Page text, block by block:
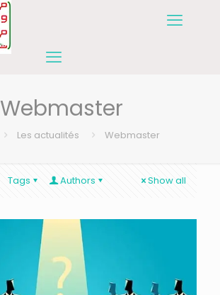
Webmaster
Les actualités Webmaster
Tags Authors Show all